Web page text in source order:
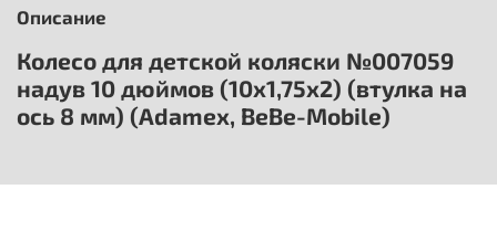
Описание
Колесо для детской коляски №007059
надув 10 дюймов (10х1,75х2) (втулка на
ось 8 мм) (Adamex, BeBe-Mobile)